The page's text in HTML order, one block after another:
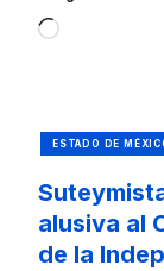
Loading…
ESTADO DE
alusiva al
de la